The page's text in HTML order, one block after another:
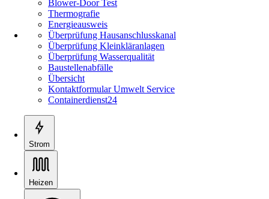
Blower-Door Test
Thermografie
Energieausweis
Überprüfung Hausanschlusskanal
Überprüfung Kleinkläranlagen
Überprüfung Wasserqualität
Baustellenabfälle
Übersicht
Kontaktformular Umwelt Service
Containerdienst24
Strom
Heizen